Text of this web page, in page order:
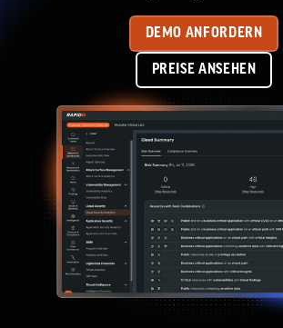
DEMO ANFORDERN
PREISE ANSEHEN